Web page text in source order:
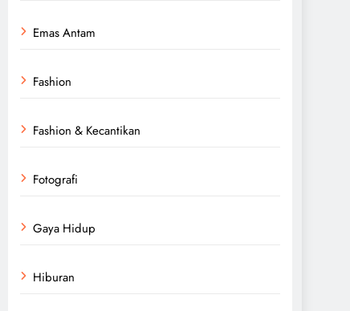
Emas Antam
Fashion
Fashion & Kecantikan
Fotografi
Gaya Hidup
Hiburan